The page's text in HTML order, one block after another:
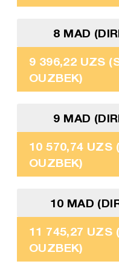
8 MAD
9 396,22 UZS
OUZBEK)
9 MAD
10 570,74 UZS
OUZBEK)
10 MAD
11 745,27 UZS
OUZBEK)